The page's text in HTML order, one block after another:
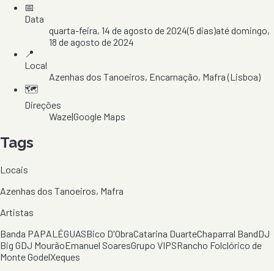
📅
Data
quarta-feira, 14 de agosto de 2024(5 dias)atédomingo,
18 de agosto de 2024
📍
Local
Azenhas dos Tanoeiros, Encarnação, Mafra(Lisboa)
🗺️
Direções
Waze|Google Maps
Tags
Locais
Azenhas dos Tanoeiros, Mafra
Artistas
Banda PAPALÉGUASBico D'ObraCatarina DuarteChaparral BandDJ
Big GDJ MourãoEmanuel SoaresGrupo VIPSRancho Folclórico de
Monte GodelXeques